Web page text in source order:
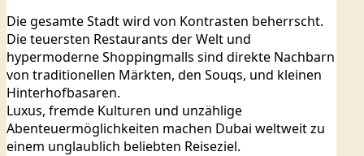
Die gesamte Stadt wird von Kontrasten beherrscht.
Die teuersten Restaurants der Welt und
hypermoderne Shoppingmalls sind direkte Nachbarn
von traditionellen Märkten, den Souqs, und kleinen
Hinterhofbasaren.
Luxus, fremde Kulturen und unzählige
Abenteuermöglichkeiten machen Dubai weltweit zu
einem unglaublich beliebten Reiseziel.